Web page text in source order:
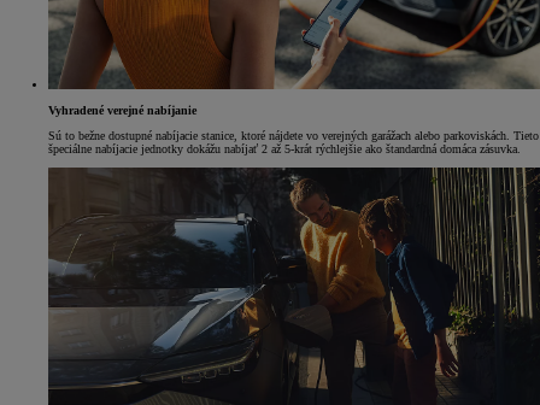
Vyhradené verejné nabíjanie
Sú to bežne dostupné nabíjacie stanice, ktoré nájdete vo verejných garážach alebo parkoviskách. Tieto
špeciálne nabíjacie jednotky dokážu nabíjať 2 až 5-krát rýchlejšie ako štandardná domáca zásuvka.